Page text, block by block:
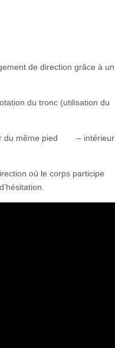
de direction grâce à un
du tronc (utilisation du
du même pied –
où le corps participe